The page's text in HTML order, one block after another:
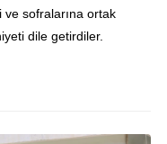
ve sofralarına ortak
dile getirdiler.